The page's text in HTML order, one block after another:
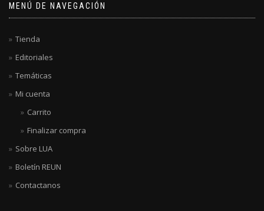
MENÚ DE NAVEGACIÓN
Tienda
Editoriales
Temáticas
Mi cuenta
Carrito
Finalizar compra
Sobre LUA
Boletín REUN
Contactanos